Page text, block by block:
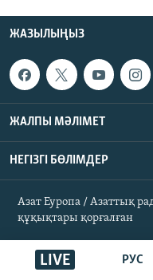
РУС
LIVE
ЖАЗЫЛЫҢЫЗ
ЖАЛПЫ МӘЛІМЕТ
НЕГІЗГІ БӨЛІМДЕР
Азат Еуропа / Азаттық
құқықтары қорғалған